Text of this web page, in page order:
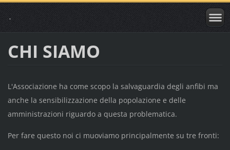
.
CHI SIAMO
L'Associazione ha come scopo la salvaguardia degli anfibi ma
anche la sensibilizzazione della popolazione e delle
amministrazioni riguardo a questa problematica.
Per fare questo noi ci muoviamo principalmente su tre fronti: